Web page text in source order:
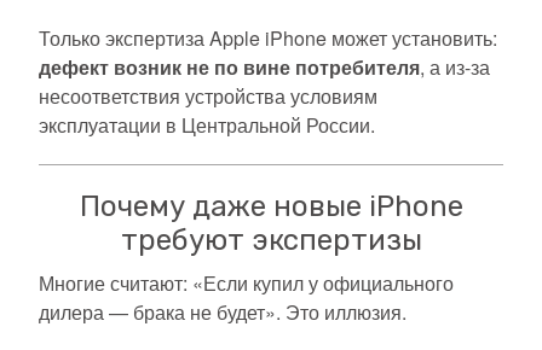
Только экспертиза Apple iPhone может установить:
дефект возник не по вине потребителя, а из-за
несоответствия устройства условиям
эксплуатации в Центральной России.
Почему даже новые iPhone
требуют экспертизы
Многие считают: «Если купил у официального
дилера — брака не будет». Это иллюзия.